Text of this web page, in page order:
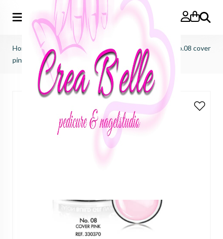
Zoeken
Home Victoria Vynn> Benodigdheden >Build gel No.08 cover
pink 50ml